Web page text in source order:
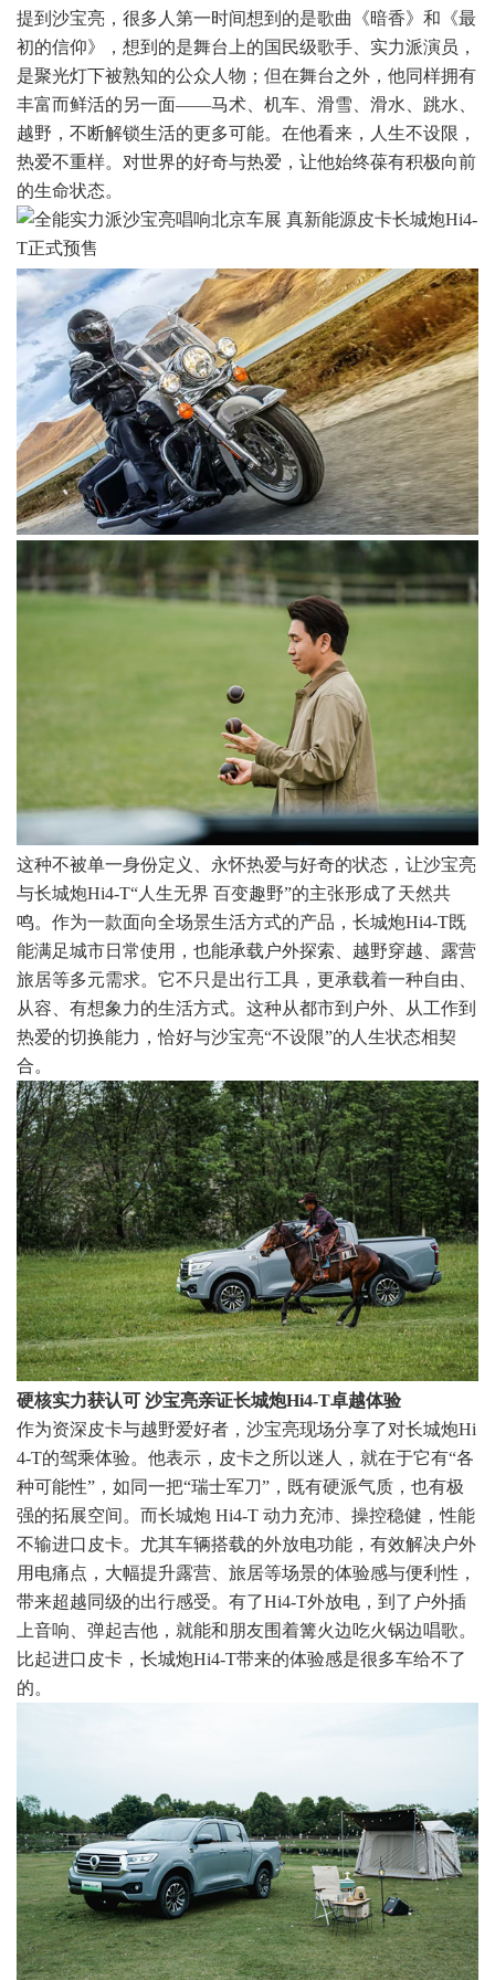
提到沙宝亮，很多人第一时间想到的是歌曲《暗香》和《最
初的信仰》，想到的是舞台上的国民级歌手、实力派演员，
是聚光灯下被熟知的公众人物；但在舞台之外，他同样拥有
丰富而鲜活的另一面——马术、机车、滑雪、滑水、跳水、
越野，不断解锁生活的更多可能。在他看来，人生不设限，
热爱不重样。对世界的好奇与热爱，让他始终葆有积极向前
的生命状态。
这种不被单一身份定义、永怀热爱与好奇的状态，让沙宝亮
与长城炮Hi4-T“人生无界 百变趣野”的主张形成了天然共
鸣。作为一款面向全场景生活方式的产品，长城炮Hi4-T既
能满足城市日常使用，也能承载户外探索、越野穿越、露营
旅居等多元需求。它不只是出行工具，更承载着一种自由、
从容、有想象力的生活方式。这种从都市到户外、从工作到
热爱的切换能力，恰好与沙宝亮“不设限”的人生状态相契
合。
硬核实力获认可 沙宝亮亲证长城炮Hi4-T卓越体验
作为资深皮卡与越野爱好者，沙宝亮现场分享了对长城炮Hi
4-T的驾乘体验。他表示，皮卡之所以迷人，就在于它有“各
种可能性”，如同一把“瑞士军刀”，既有硬派气质，也有极
强的拓展空间。而长城炮 Hi4-T 动力充沛、操控稳健，性能
不输进口皮卡。尤其车辆搭载的外放电功能，有效解决户外
用电痛点，大幅提升露营、旅居等场景的体验感与便利性，
带来超越同级的出行感受。有了Hi4-T外放电，到了户外插
上音响、弹起吉他，就能和朋友围着篝火边吃火锅边唱歌。
比起进口皮卡，长城炮Hi4-T带来的体验感是很多车给不了
的。